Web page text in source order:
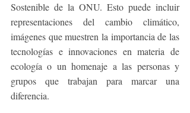
Sostenible de la ONU. Esto puede incluir
representaciones del cambio climático,
imágenes que muestren la importancia de las
tecnologías e innovaciones en materia de
ecología o un homenaje a las personas y
grupos que trabajan para marcar una
diferencia.